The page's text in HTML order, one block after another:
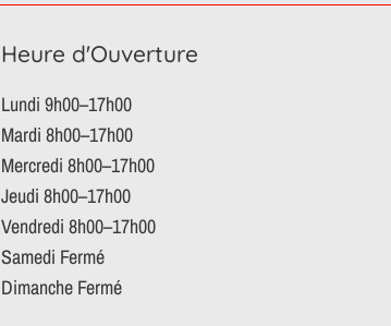
Heure d'Ouverture
Lundi 9h00–17h00
Mardi 8h00–17h00
Mercredi 8h00–17h00
Jeudi 8h00–17h00
Vendredi 8h00–17h00
Samedi Fermé
Dimanche Fermé